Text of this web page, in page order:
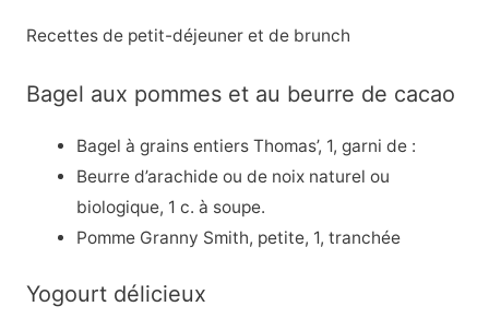
Recettes de petit-déjeuner et de brunch
Bagel aux pommes et au beurre de cacao
Bagel à grains entiers Thomas’, 1, garni de :
Beurre d’arachide ou de noix naturel ou
biologique, 1 c. à soupe.
Pomme Granny Smith, petite, 1, tranchée
Yogourt délicieux